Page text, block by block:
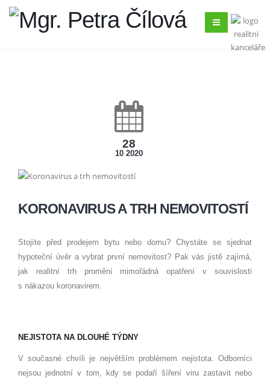
28
10 2020
KORONAVIRUS A TRH NEMOVITOSTÍ
Stojíte před prodejem bytu nebo domu? Chystáte se sjednat
hypoteční úvěr a vybrat první nemovitost? Pak vás jistě zajímá,
jak realitní trh promění mimořádná opatření v souvislosti
s nákazou koronavirem.
NEJISTOTA NA DLOUHÉ TÝDNY
V současné chvíli je největším problémem nejistota. Odborníci
nejsou jednotní v tom, kdy se podaří šíření viru zastavit nebo